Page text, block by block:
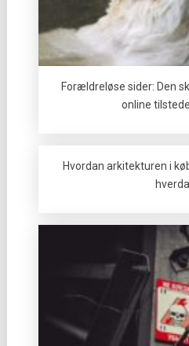
Forældreløse sider: Den
online
Hvordan arkitekturen i